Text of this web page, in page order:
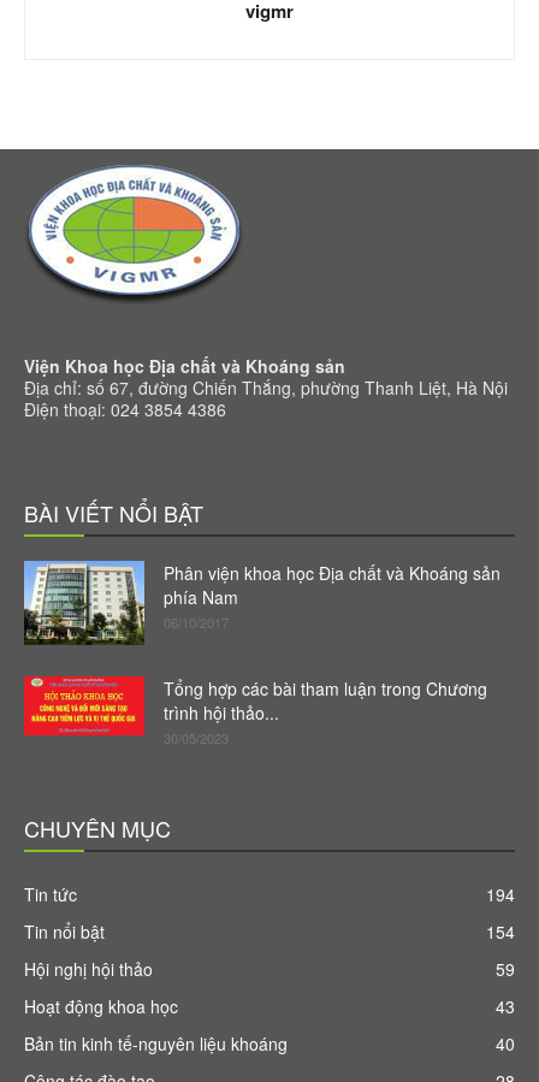
vigmr
Viện Khoa học Địa chất và Khoáng sản
Địa chỉ: số 67, đường Chiến Thắng, phường Thanh Liệt, Hà Nội
Điện thoại: 024 3854 4386
BÀI VIẾT NỔI BẬT
Phân viện khoa học Địa chất và Khoáng sản
phía Nam
06/10/2017
Tổng hợp các bài tham luận trong Chương
trình hội thảo...
30/05/2023
CHUYÊN MỤC
Tin tức
194
Tin nổi bật
154
Hội nghị hội thảo
59
Hoạt động khoa học
43
Bản tin kinh tế-nguyên liệu khoáng
40